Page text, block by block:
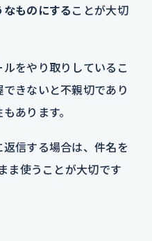
ものにする ことが大切
をやり取りしているこ
きないと不親切であり
あります。
信する場合は、件名を
ま使うことが大切です